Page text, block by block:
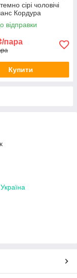
сірі чоловічі
Кордура
відправки
пара
Купити